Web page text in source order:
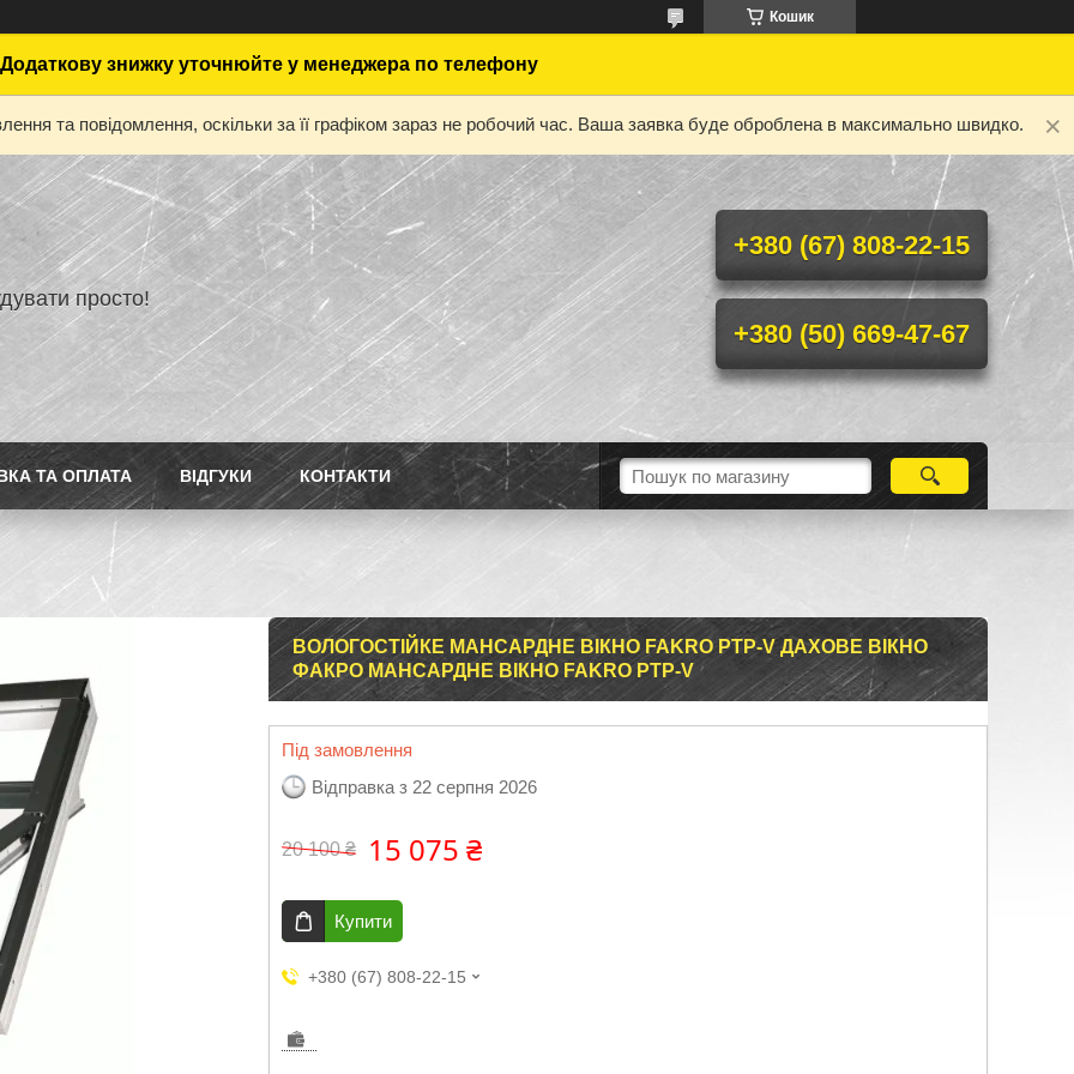
Кошик
Додаткову знижку уточнюйте у менеджера по телефону
та повідомлення, оскільки за її графіком зараз не робочий час. Ваша заявка буде оброблена в максимально швидко.
просто!
+380 (67) 808-22-15
+380 (50) 669-47-67
ТА ОПЛАТА ВІДГУКИ КОНТАКТИ
ВОЛОГОСТІЙКЕ МАНСАРДНЕ ВІКНО FAKRO PTP-V ДАХОВЕ ВІКНО
ФАКРО МАНСАРДНЕ ВІКНО FAKRO PTP-V
Під замовлення
Відправка з 22 серпня 2026
20 100 ₴ 15 075 ₴
Купити
+380 (67) 808-22-15